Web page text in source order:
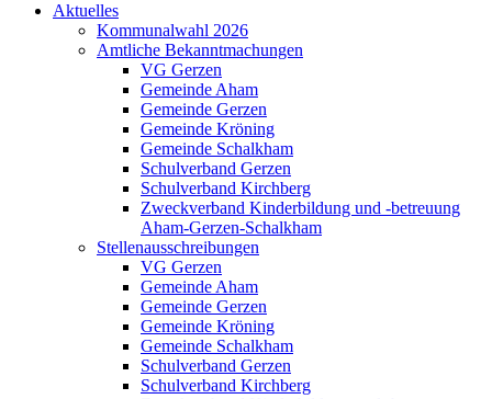
Aktuelles
Kommunalwahl 2026
Amtliche Bekanntmachungen
VG Gerzen
Gemeinde Aham
Gemeinde Gerzen
Gemeinde Kröning
Gemeinde Schalkham
Schulverband Gerzen
Schulverband Kirchberg
Zweckverband Kinderbildung und -betreuung
Aham-Gerzen-Schalkham
Stellenausschreibungen
VG Gerzen
Gemeinde Aham
Gemeinde Gerzen
Gemeinde Kröning
Gemeinde Schalkham
Schulverband Gerzen
Schulverband Kirchberg